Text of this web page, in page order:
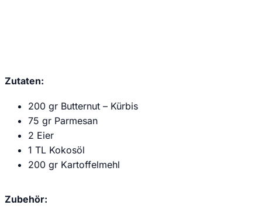
Zutaten:
200 gr Butternut – Kürbis
75 gr Parmesan
2 Eier
1 TL Kokosöl
200 gr Kartoffelmehl
Zubehör: